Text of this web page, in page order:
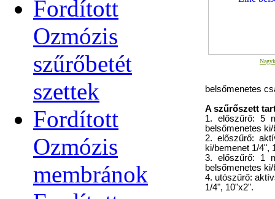
Fordított
Ozmózis
szűrőbetét
szettek
Fordított
Ozmózis
membránok
belsőmenetes
A szűrőszett
1. előszűrő: 5
belsőmenetes
2. előszűrő:
ki/bemenet 1/4",
3. előszűrő: 1
belsőmenetes
4. utószűrő:
1/4", 10"x2".